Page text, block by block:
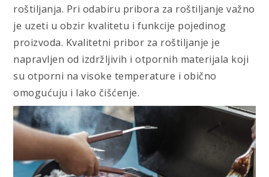
roštiljanja. Pri odabiru pribora za roštiljanje važno
je uzeti u obzir kvalitetu i funkcije pojedinog
proizvoda. Kvalitetni pribor za roštiljanje je
napravljen od izdržljivih i otpornih materijala koji
su otporni na visoke temperature i obično
omogućuju i lako čišćenje.